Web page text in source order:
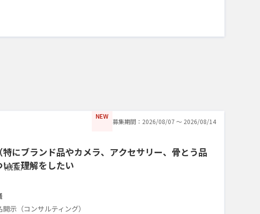
NEW
募集期間：2026/08/07 〜 2026/08/14
特にブランド品やカメラ、アクセサリー、骨とう品
て理解をしたい
税抜）
示（コンサルティング）